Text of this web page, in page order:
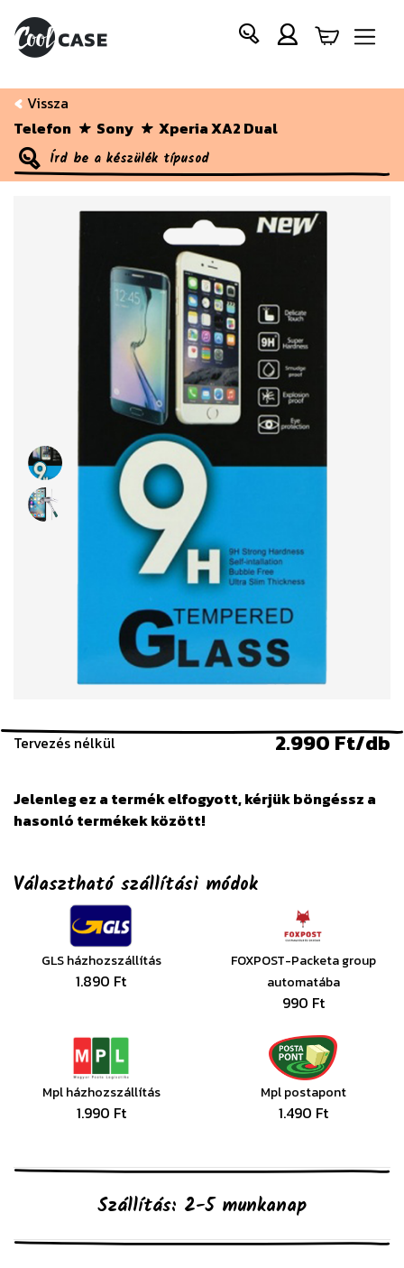
Vissza
Telefon
Sony Xperia XA2 Dual
Tervezés nélkül 2.990 Ft/db
Jelenleg ez a termék elfogyott, kérjük böngéssz a
hasonló termékek között!
Választható szállítási módok
GLS házhozszállítás
1.890 Ft
FOXPOST-Packeta group
automatába
990 Ft
Mpl házhozszállítás
1.990 Ft
Mpl postapont
1.490 Ft
Szállítás: 2-5 munkanap